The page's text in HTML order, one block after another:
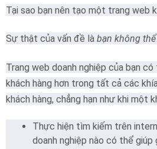
Tại sao bạn nên tạo một trang web
Sự thật của vấn đề là bạn không
Trang web doanh nghiệp của bạn
khách hàng hơn trong tất cả các
khách hàng, chẳng hạn như khi một
Thực hiện tìm kiếm trên
doanh nghiệp nào có thể